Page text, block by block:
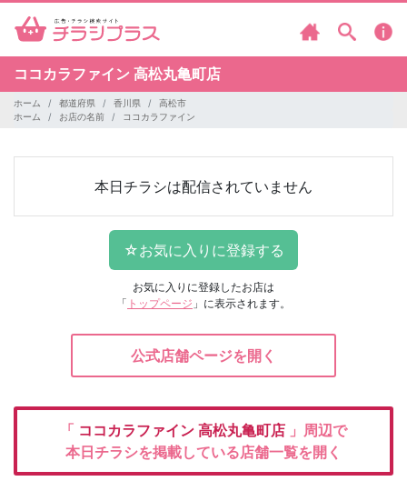
ココカラファイン 高松丸亀町店
ホーム 都道府県 香川県
高松市
ホーム
お店の名前 ココカラファイン
本日チラシは配信されていません
お気に入りに登録したお店は
「 トップページ 」に表示されます。
公式店舗ページを開く
「 ココカラファイン 高松丸亀町店 」周辺で
本日チラシを掲載している店舗一覧を開く